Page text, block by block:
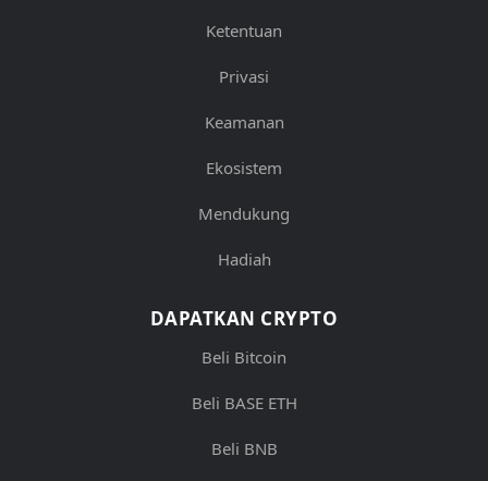
Ketentuan
Privasi
Keamanan
Ekosistem
Mendukung
Hadiah
DAPATKAN CRYPTO
Beli Bitcoin
Beli BASE ETH
Beli BNB